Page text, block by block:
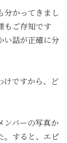
分かってきまし
もご存知です
い話が正確に分
けですから、ど
ンバーの写真か
。すると、エピ